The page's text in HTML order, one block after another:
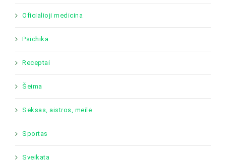
Oficialioji medicina
Psichika
Receptai
Šeima
Seksas, aistros, meilė
Sportas
Sveikata